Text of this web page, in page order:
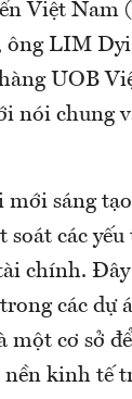
Việt Nam
ông LIM
UOB
nói chung
mới sáng
soát các
chính.
các dự
một cơ sở
nền kinh tế